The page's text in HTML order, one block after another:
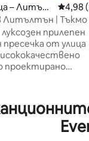
отзива
– Литъл
4,98
Литълтън | Тъкмо
| Изглед къмприлепен
от улица
проектирано
на покрива и
на 2 пресечки
за достъп до